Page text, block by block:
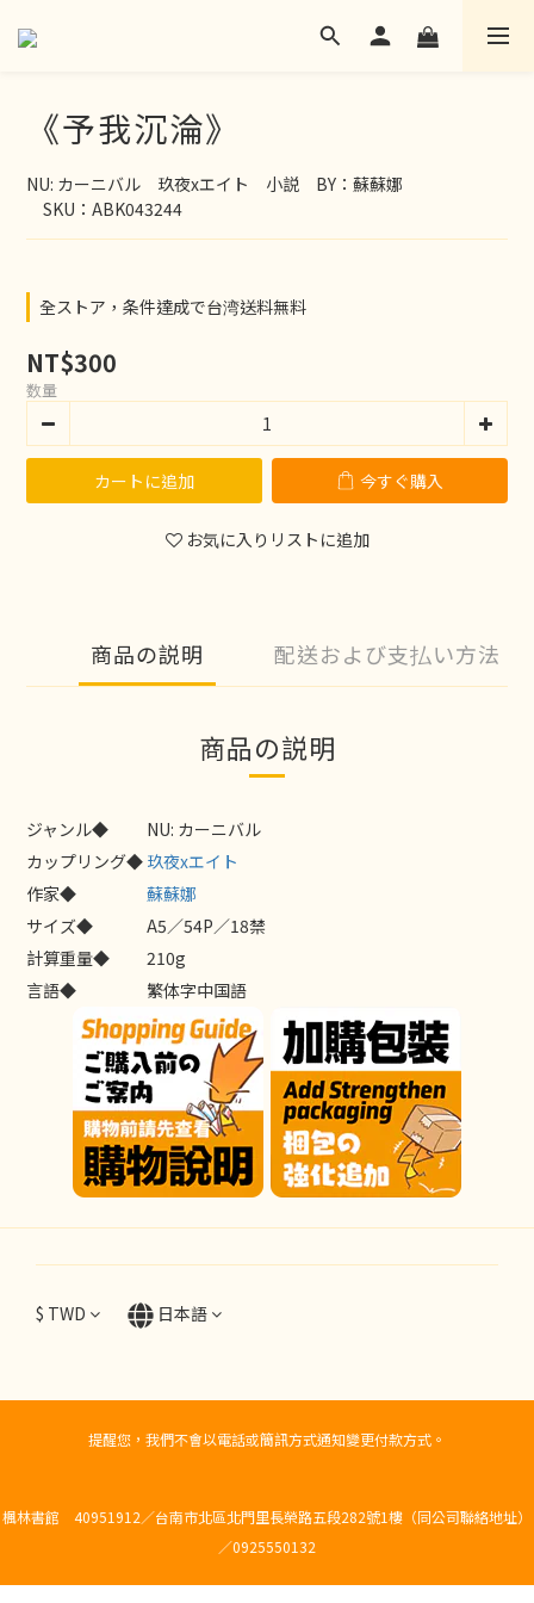
《予我沉淪》
NU: カーニバル　玖夜xエイト　小説　BY：蘇蘇娜
SKU：ABK043244
全ストア，条件達成で台湾送料無料
NT$300
数量
カートに追加 今すぐ購入
お気に入りリストに追加
商品の説明 配送および支払い方法
商品の説明
ジャンル◆
NU: カーニバル
カップリング◆ 玖夜xエイト
作家◆
蘇蘇娜
サイズ◆
A5／54P／18禁
計算重量◆
210g
言語◆
繁体字中国語
$ TWD 日本語
提醒您，我們不會以電話或簡訊方式通知變更付款方式。
楓林書館 40951912／台南市北區北門里長榮路五段282號1樓（同公司聯絡地址）
／0925550132